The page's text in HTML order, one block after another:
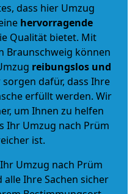
dass hier Umzug
hervorragende
Qualität bietet. Mit
Braunschweig können
reibungslos und
dafür, dass Ihre
erfüllt werden. Wir
um Ihnen zu helfen
Ihr Umzug nach Prüm
ist.
Umzug nach Prüm
Ihre Sachen sicher